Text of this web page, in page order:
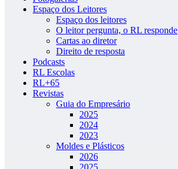
Espaço dos Leitores
Espaço dos leitores
O leitor pergunta, o RL responde
Cartas ao diretor
Direito de resposta
Podcasts
RL Escolas
RL+65
Revistas
Guia do Empresário
2025
2024
2023
Moldes e Plásticos
2026
2025